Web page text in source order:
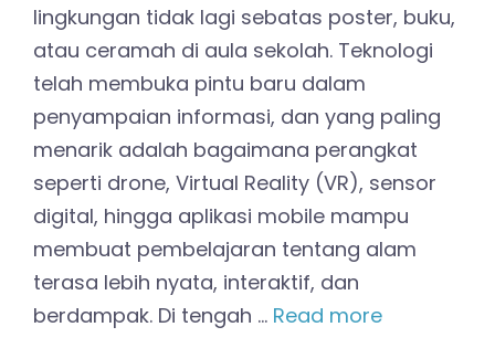
lingkungan tidak lagi sebatas poster, buku,
atau ceramah di aula sekolah. Teknologi
telah membuka pintu baru dalam
penyampaian informasi, dan yang paling
menarik adalah bagaimana perangkat
seperti drone, Virtual Reality (VR), sensor
digital, hingga aplikasi mobile mampu
membuat pembelajaran tentang alam
terasa lebih nyata, interaktif, dan
berdampak. Di tengah … Read more